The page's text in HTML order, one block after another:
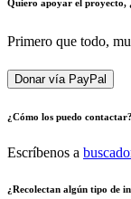
Quiero apoyar el proyecto,
Primero que todo,
Donar vía PayPal
¿Cómo los puedo contactar?
Escríbenos a
¿Recolectan algún tipo de